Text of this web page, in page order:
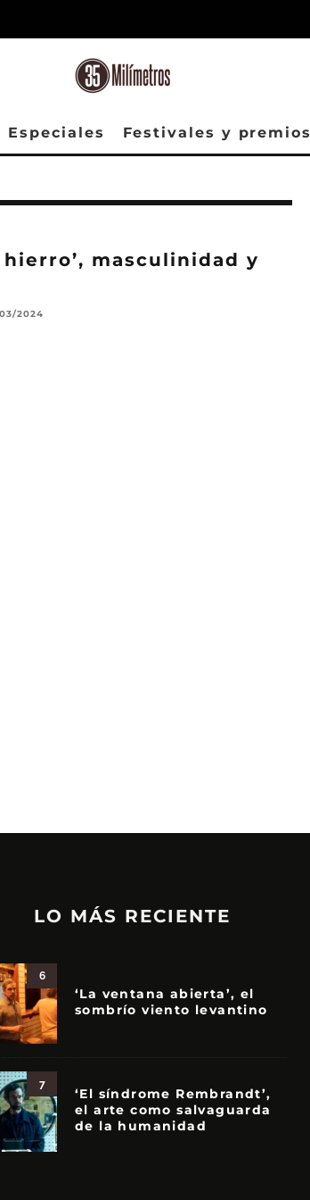
Especiales Festivales y premios
hierro’, masculinidad y
2024
LO MÁS RECIENTE
6
‘La ventana abierta’, el
sombrío viento levantino
7
‘El síndrome Rembrandt’,
el arte como salvaguarda
de la humanidad